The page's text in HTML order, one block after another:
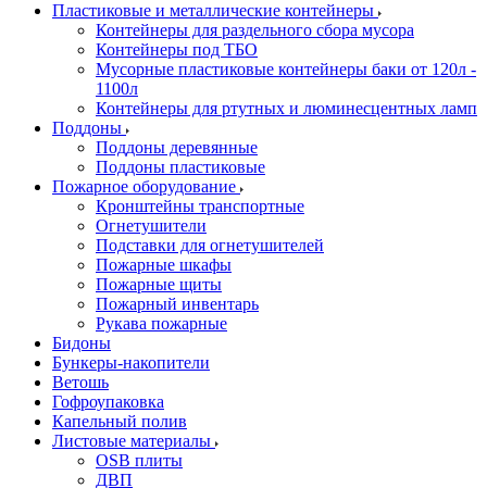
Пластиковые и металлические контейнеры
Контейнеры для раздельного сбора мусора
Контейнеры под ТБО
Мусорные пластиковые контейнеры баки от 120л -
1100л
Контейнеры для ртутных и люминесцентных ламп
Поддоны
Поддоны деревянные
Поддоны пластиковые
Пожарное оборудование
Кронштейны транспортные
Огнетушители
Подставки для огнетушителей
Пожарные шкафы
Пожарные щиты
Пожарный инвентарь
Рукава пожарные
Бидоны
Бункеры-накопители
Ветошь
Гофроупаковка
Капельный полив
Листовые материалы
OSB плиты
ДВП